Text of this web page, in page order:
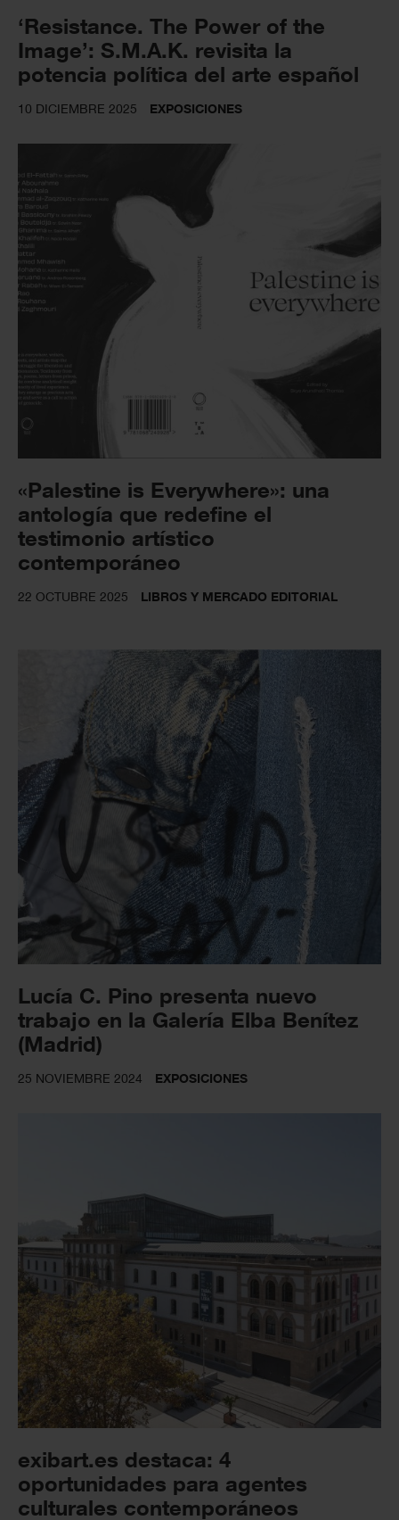
‘Resistance. The Power of the
Image’: S.M.A.K. revisita la
potencia política del arte español
10 DICIEMBRE 2025 EXPOSICIONES
«Palestine is Everywhere»: una
antología que redefine el
testimonio artístico
contemporáneo
22 OCTUBRE 2025 LIBROS Y MERCADO EDITORIAL
Lucía C. Pino presenta nuevo
trabajo en la Galería Elba Benítez
(Madrid)
25 NOVIEMBRE 2024 EXPOSICIONES
exibart.es destaca: 4
oportunidades para agentes
culturales contemporáneos